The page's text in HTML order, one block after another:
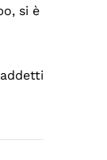
si è